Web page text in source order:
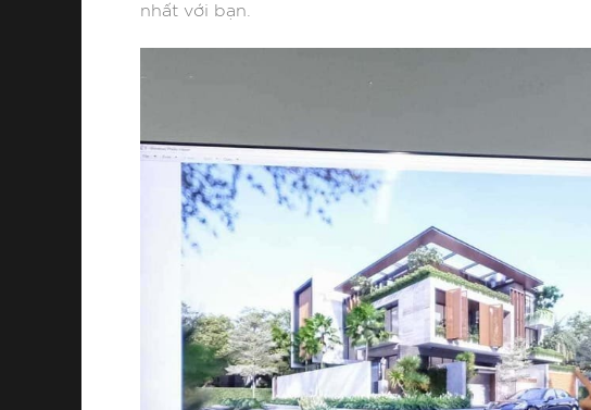
nhất với bạn.